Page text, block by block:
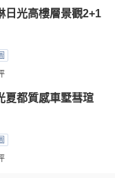
日光高樓層景觀2+1
夏都質感車墅彗瑄